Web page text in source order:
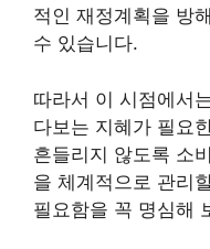
적인 재정계획을 방
수 있습니다.
따라서 이 시점에서
다보는 지혜가 필요
흔들리지 않도록 소
을 체계적으로 관리
필요함을 꼭 명심해